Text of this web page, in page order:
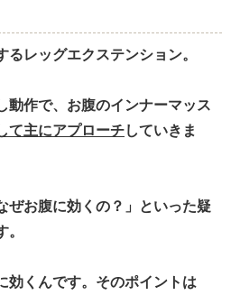
るレッグエクステンション。
動作で、お腹のインナーマッス
て主にアプローチしていきま
ぜお腹に効くの？」といった疑
効くんです。そのポイントは